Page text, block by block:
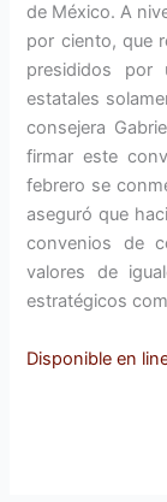
de México. A
por ciento, que
presididos por
estatales
consejera
firmar este
febrero se
aseguró que
convenios de
valores de
estratégicos
Disponible en